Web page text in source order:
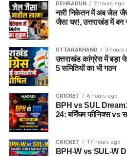
DEHRADUN 2 hours ago
नारी निकेतन में अब जेल
जैसा घर!, उत्तराखंड में बन
UTTARAKHAND 3 hours
उत्तराखंड कांग्रेस में बड़ा
5 समितियों का भी गठन
CRICKET 6 hours ago
BPH vs SUL
24: बर्मिंघम फीनिक्स vs
CRICKET 17 hours ago
BPH-W vs SUL-W